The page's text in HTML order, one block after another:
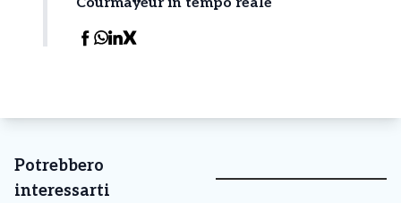
Courmayeur in tempo reale
Potrebbero
interessarti